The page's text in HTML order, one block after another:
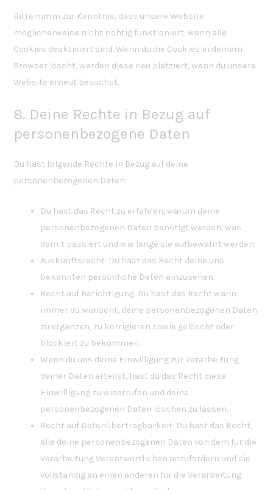
i
c
e
s
o
s
t
g
e
Bitte nimm zur Kenntnis, dass unsere Website
möglicherweise nicht richtig funktioniert, wenn alle
Cookies deaktiviert sind. Wenn du die Cookies in deinem
Browser löscht, werden diese neu platziert, wenn du unsere
Website erneut besuchst.
8. Deine Rechte in Bezug auf
personenbezogene Daten
Du hast folgende Rechte in Bezug auf deine
personenbezogenen Daten:
Du hast das Recht zu erfahren, warum deine
personenbezogenen Daten benötigt werden, was
damit passiert und wie lange sie aufbewahrt werden.
Auskunftsrecht: Du hast das Recht deine uns
bekannten persönliche Daten einzusehen.
Recht auf Berichtigung: Du hast das Recht wann
immer du wünscht, deine personenbezogenen Daten
zu ergänzen, zu korrigieren sowie gelöscht oder
blockiert zu bekommen.
Wenn du uns deine Einwilligung zur Verarbeitung
deiner Daten erteilst, hast du das Recht diese
Einwilligung zu widerrufen und deine
personenbezogenen Daten löschen zu lassen.
Recht auf Datenübertragbarkeit: Du hast das Recht,
alle deine personenbezogenen Daten von dem für die
Verarbeitung Verantwortlichen anzufordern und sie
vollständig an einen anderen für die Verarbeitung